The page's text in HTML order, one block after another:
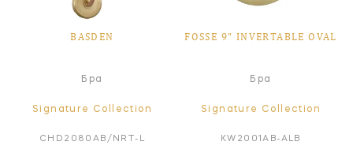
BASDEN
Бра
Signature Collection
CHD2080AB/NRT-L
FOSSE 9" INVERTABLE OVAL
Бра
Signature Collection
KW2001AB-ALB